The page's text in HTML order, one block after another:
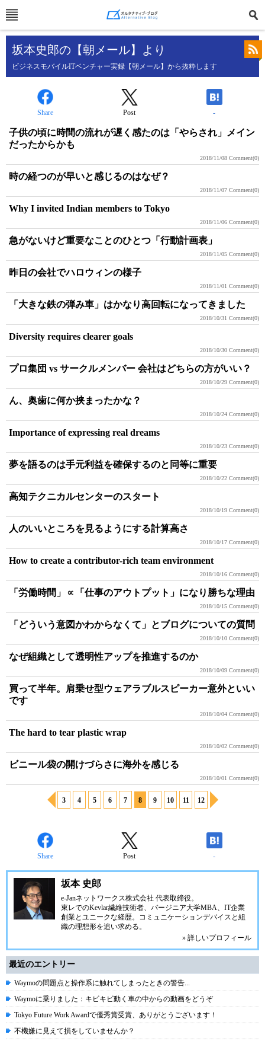
坂本史郎の【朝メール】より
ビジネスモバイルITベンチャー実録【朝メール】から抜粋します
Share Post -
子供の頃に時間の流れが遅く感たのは「やらされ」メイン
だったからかも
2018/11/08 Comment(0)
時の経つのが早いと感じるのはなぜ？
2018/11/07 Comment(0)
Why I invited Indian members to Tokyo
2018/11/06 Comment(0)
急がないけど重要なことのひとつ「行動計画表」
2018/11/05 Comment(0)
昨日の会社でハロウィンの様子
2018/11/01 Comment(0)
「大きな鉄の弾み車」はかなり高回転になってきました
2018/10/31 Comment(0)
Diversity requires clearer goals
2018/10/30 Comment(0)
プロ集団 vs サークルメンバー 会社はどちらの方がいい？
2018/10/29 Comment(0)
ん、奥歯に何か挟まったかな？
2018/10/24 Comment(0)
Importance of expressing real dreams
2018/10/23 Comment(0)
夢を語るのは手元利益を確保するのと同等に重要
2018/10/22 Comment(0)
高知テクニカルセンターのスタート
2018/10/19 Comment(0)
人のいいところを見るようにする計算高さ
2018/10/17 Comment(0)
How to create a contributor-rich team environment
2018/10/16 Comment(0)
「労働時間」∝「仕事のアウトプット」になり勝ちな理由
2018/10/15 Comment(0)
「どういう意図かわからなくて」とブログについての質問
2018/10/10 Comment(0)
なぜ組織として透明性アップを推進するのか
2018/10/09 Comment(0)
買って半年。肩乗せ型ウェアラブルスピーカー意外といい
です
2018/10/04 Comment(0)
The hard to tear plastic wrap
2018/10/02 Comment(0)
ビニール袋の開けづらさに海外を感じる
2018/10/01 Comment(0)
3 4 5 6 7 8 9 10 11 12
Share Post -
坂本 史郎
e-Janネットワークス株式会社 代表取締役。
東レでのKevlar繊維技術者、 バージニア大学MBA、IT企業
創業とユニークな経歴。 コミュニケーションデバイスと組
織の理想形を追い求める。
» 詳しいプロフィール
最近のエントリー
Waymoの問題点と操作系に触れてしまったときの警告...
Waymoに乗りました：キビキビ動く車の中からの動画をどうぞ
Tokyo Future Work Awardで優秀賞受賞、ありがとうございます！
不機嫌に見えて損をしていませんか？